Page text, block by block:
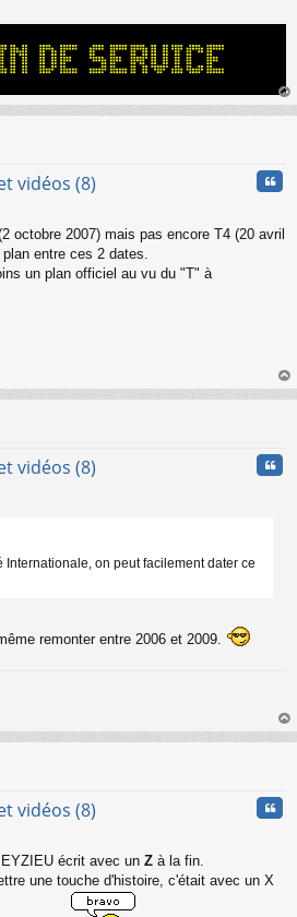
au
vidéos (8)
octobre 2007) mais pas encore T4 (20 avril
entre ces 2 dates.
un plan officiel au vu du "T" à
au
vidéos (8)
Internationale, on peut facilement dater ce
remonter entre 2006 et 2009.
au
vidéos (8)
écrit avec un Z à la fin.
une touche d'histoire, c'était avec un X